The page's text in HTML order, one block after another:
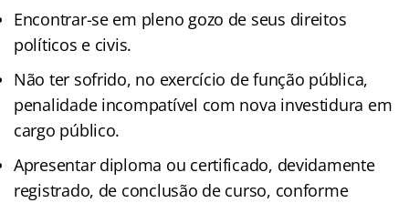
Encontrar-se em pleno gozo de seus direitos
políticos e civis.
Não ter sofrido, no exercício de função pública,
penalidade incompatível com nova investidura em
cargo público.
Apresentar diploma ou certificado, devidamente
registrado, de conclusão de curso, conforme